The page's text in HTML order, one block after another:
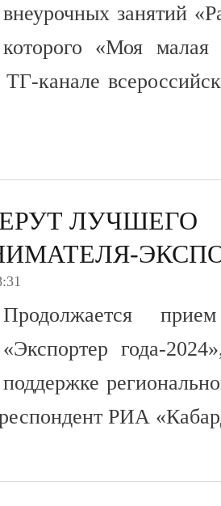
внеурочных занятий
которого «Моя малая
канале
ЛУЧШЕГО
Продолжается
«Экспортер года-
поддержке
РИА